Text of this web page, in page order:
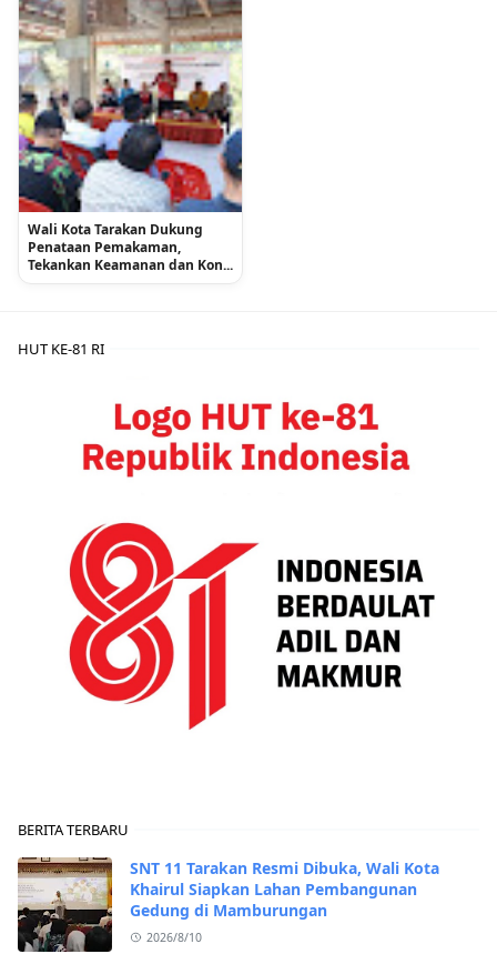
Wali Kota Tarakan Dukung
Penataan Pemakaman,
Tekankan Keamanan dan Kon...
HUT KE-81 RI
BERITA TERBARU
SNT 11 Tarakan Resmi Dibuka, Wali Kota
Khairul Siapkan Lahan Pembangunan
Gedung di Mamburungan
2026/8/10